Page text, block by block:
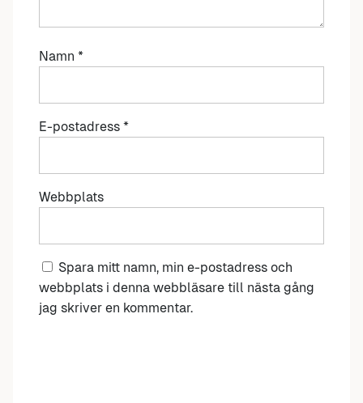
Namn *
E-postadress *
Webbplats
Spara mitt namn, min e-postadress och
webbplats i denna webbläsare till nästa gång
jag skriver en kommentar.